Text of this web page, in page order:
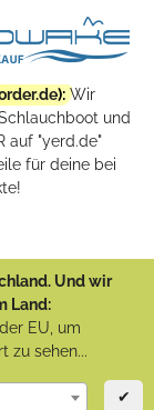
): Wir
und
auf "yerd.de"
für deine bei
Und wir
Land:
EU, um
zu sehen...
✔